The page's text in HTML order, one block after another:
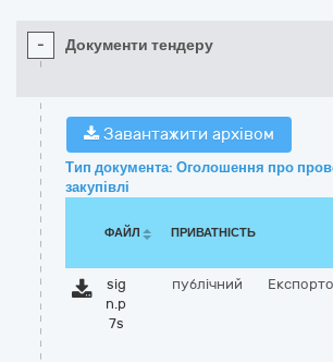
- Документи тендеру
Завантажити архівом
Тип документа: Оголошення про
закупівлі
ФАЙЛ ПРИВАТНІСТЬ
sig
n.p
7s
публічний